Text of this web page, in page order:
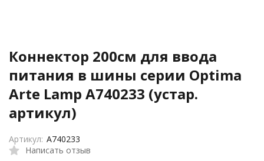
Коннектор 200см для ввода
питания в шины серии Optima
Arte Lamp A740233 (устар.
артикул)
Написать отзыв
Артикул: A740233